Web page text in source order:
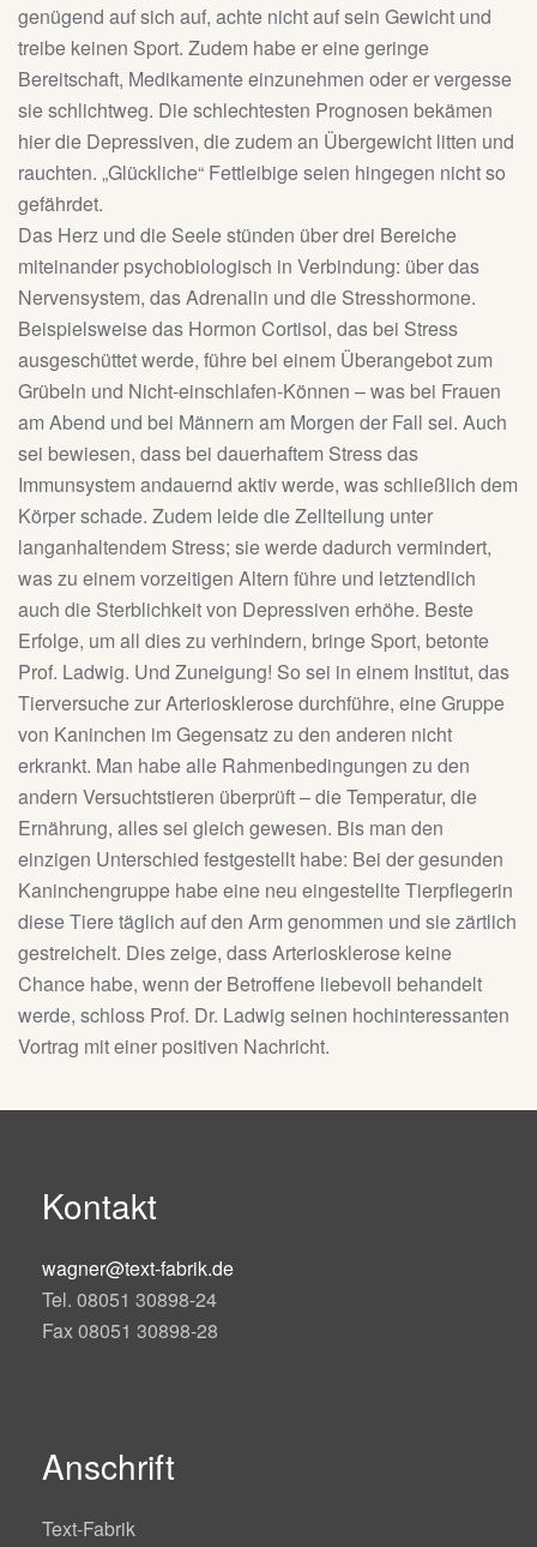
genügend auf sich auf, achte nicht auf sein Gewicht und
treibe keinen Sport. Zudem habe er eine geringe
Bereitschaft, Medikamente einzunehmen oder er vergesse
sie schlichtweg. Die schlechtesten Prognosen bekämen
hier die Depressiven, die zudem an Übergewicht litten und
rauchten. „Glückliche“ Fettleibige seien hingegen nicht so
gefährdet.
Das Herz und die Seele stünden über drei Bereiche
miteinander psychobiologisch in Verbindung: über das
Nervensystem, das Adrenalin und die Stresshormone.
Beispielsweise das Hormon Cortisol, das bei Stress
ausgeschüttet werde, führe bei einem Überangebot zum
Grübeln und Nicht-einschlafen-Können – was bei Frauen
am Abend und bei Männern am Morgen der Fall sei. Auch
sei bewiesen, dass bei dauerhaftem Stress das
Immunsystem andauernd aktiv werde, was schließlich dem
Körper schade. Zudem leide die Zellteilung unter
langanhaltendem Stress; sie werde dadurch vermindert,
was zu einem vorzeitigen Altern führe und letztendlich
auch die Sterblichkeit von Depressiven erhöhe. Beste
Erfolge, um all dies zu verhindern, bringe Sport, betonte
Prof. Ladwig. Und Zuneigung! So sei in einem Institut, das
Tierversuche zur Arteriosklerose durchführe, eine Gruppe
von Kaninchen im Gegensatz zu den anderen nicht
erkrankt. Man habe alle Rahmenbedingungen zu den
andern Versuchtstieren überprüft – die Temperatur, die
Ernährung, alles sei gleich gewesen. Bis man den
einzigen Unterschied festgestellt habe: Bei der gesunden
Kaninchengruppe habe eine neu eingestellte Tierpflegerin
diese Tiere täglich auf den Arm genommen und sie zärtlich
gestreichelt. Dies zeige, dass Arteriosklerose keine
Chance habe, wenn der Betroffene liebevoll behandelt
werde, schloss Prof. Dr. Ladwig seinen hochinteressanten
Vortrag mit einer positiven Nachricht.
Kontakt
wagner@text-fabrik.de
Tel. 08051 30898-24
Fax 08051 30898-28
Anschrift
Text-Fabrik